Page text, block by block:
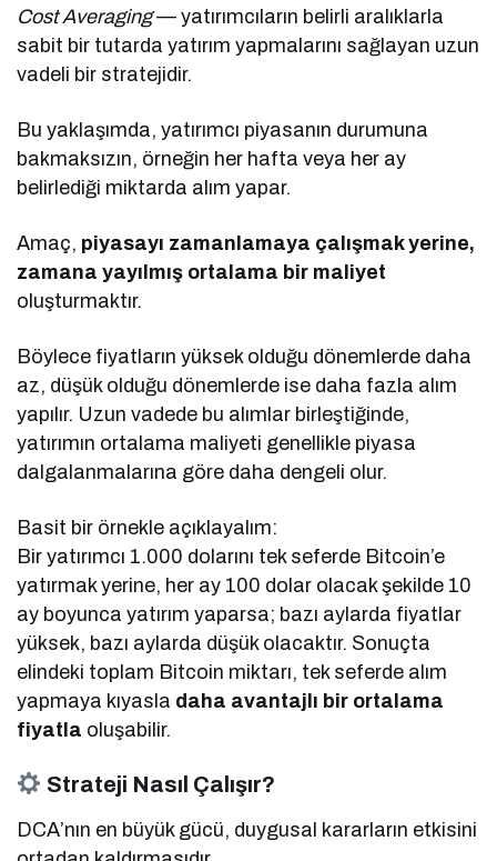
Cost Averaging— yatırımcıların belirli aralıklarla
sabit bir tutarda yatırım yapmalarını sağlayan uzun
vadeli bir stratejidir.
Bu yaklaşımda, yatırımcı piyasanın durumuna
bakmaksızın, örneğin her hafta veya her ay
belirlediği miktarda alım yapar.
Amaç, piyasayı zamanlamaya çalışmak yerine,
zamana yayılmış ortalama bir maliyet
oluşturmaktır.
Böylece fiyatların yüksek olduğu dönemlerde daha
az, düşük olduğu dönemlerde ise daha fazla alım
yapılır. Uzun vadede bu alımlar birleştiğinde,
yatırımın ortalama maliyeti genellikle piyasa
dalgalanmalarına göre daha dengeli olur.
Basit bir örnekle açıklayalım:
Bir yatırımcı 1.000 dolarını tek seferde Bitcoin’e
yatırmak yerine, her ay 100 dolar olacak şekilde 10
ay boyunca yatırım yaparsa; bazı aylarda fiyatlar
yüksek, bazı aylarda düşük olacaktır. Sonuçta
elindeki toplam Bitcoin miktarı, tek seferde alım
yapmaya kıyasla daha avantajlı bir ortalama
fiyatla oluşabilir.
Strateji Nasıl Çalışır?
DCA’nın en büyük gücü, duygusal kararların etkisini